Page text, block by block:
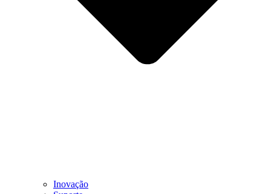
Inovação